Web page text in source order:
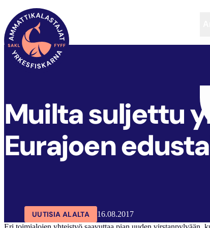
SAKL ARTIKKELIT
Muilta suljettu
Eurajoen
UUTISIA ALALTA
16.08.2017